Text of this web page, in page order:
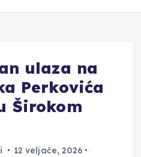
ulaza na
Perkovića
Širokom
12 veljače, 2026